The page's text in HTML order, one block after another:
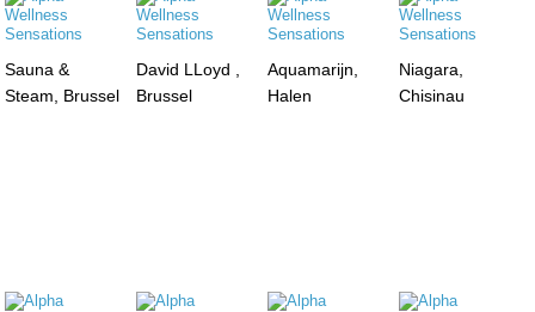
Sauna &
Steam, Brussel
David LLoyd ,
Brussel
Aquamarijn,
Halen
Niagara,
Chisinau